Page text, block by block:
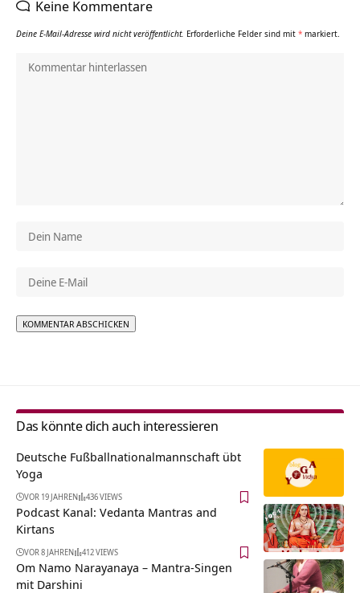
Keine Kommentare
Deine E-Mail-Adresse wird nicht veröffentlicht. Erforderliche Felder sind mit * markiert.
Das könnte dich auch interessieren
Deutsche Fußballnationalmannschaft übt
Yoga
VOR 19 JAHREN 436 VIEWS
Podcast Kanal: Vedanta Mantras and
Kirtans
VOR 8 JAHREN 412 VIEWS
Om Namo Narayanaya – Mantra-Singen
mit Darshini